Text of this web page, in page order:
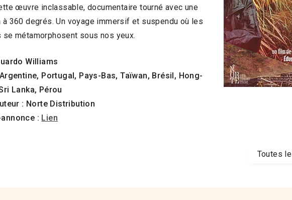
œuvre inclassable, documentaire tourné avec une
à 360 degrés. Un voyage immersif et suspendu où les
se métamorphosent sous nos yeux.
Williams
Portugal, Pays-Bas, Taïwan, Brésil, Hong-
Lanka, Pérou
: Norte Distribution
annonce : Lien
Toutes